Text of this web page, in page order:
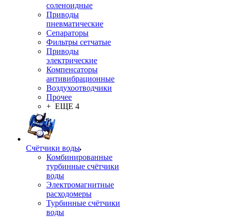
соленоидные
Приводы
пневматические
Сепараторы
Фильтры сетчатые
Приводы
электрические
Компенсаторы
антивибрационные
Воздухоотводчики
Прочее
+ ЕЩЕ 4
Счётчики воды
Комбинированные
турбинные счётчики
воды
Электромагнитные
расходомеры
Турбинные счётчики
воды